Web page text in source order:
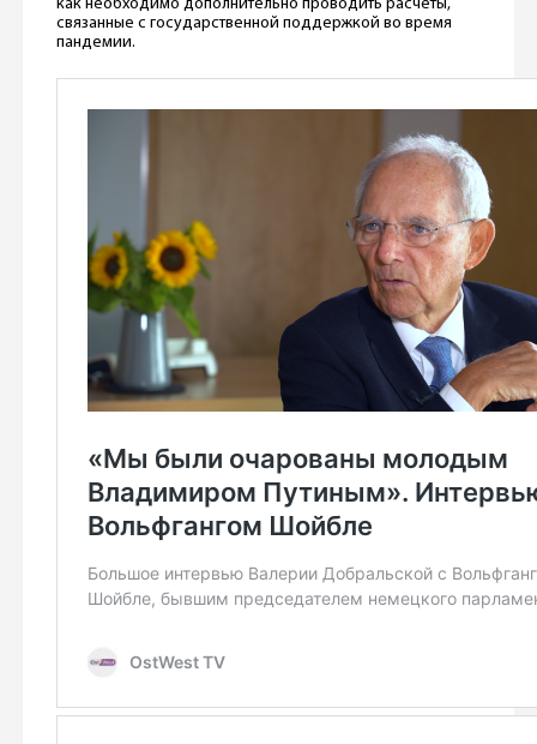
как необходимо дополнительно проводить расчеты,
связанные с государственной поддержкой во время
пандемии.